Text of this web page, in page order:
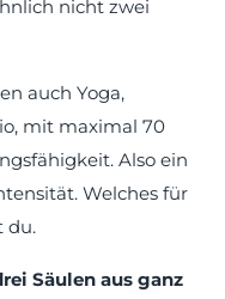
nicht zwei
auch Yoga,
mit maximal 70
Also ein
Welches für
du.
Säulen aus ganz